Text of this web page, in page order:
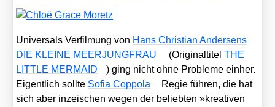
Uni­ver­sals Ver­fil­mung von Hans Chris­ti­an Ander­sens
DIE KLEINE MEERJUNGFRAU
(Ori­gi­nal­ti­telTHE
LITTLE MERMAID
) ging nicht ohne Pro­ble­me ein­her.
Eigent­lich soll­te Sofia Cop­po­la
Regie füh­ren, die hat
sich aber inzei­schen wegen der belieb­ten »krea­ti­ven